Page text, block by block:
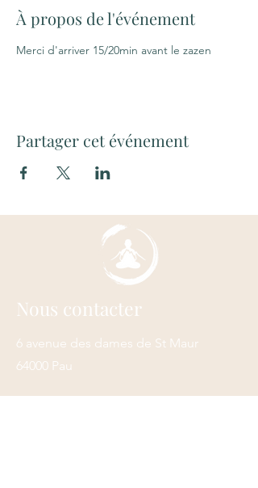
À propos de l'événement
Merci d'arriver 15/20min avant le zazen
Partager cet événement
Nous contacter
6 avenue des dames de St Maur
64000 Pau